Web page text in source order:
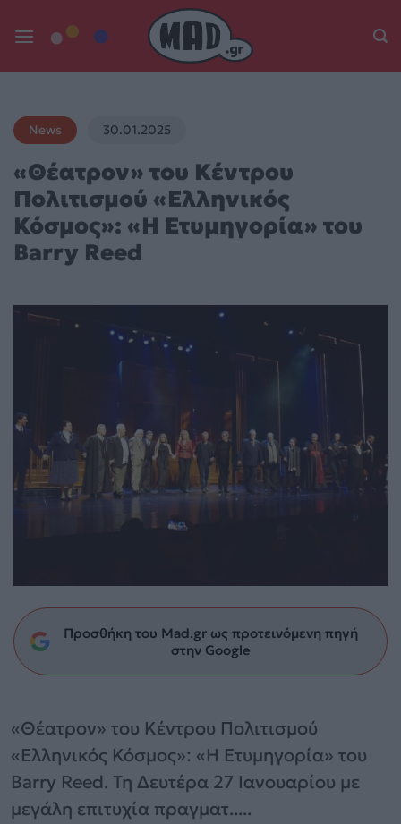
News 30.01.2025
«Θέατρον» του Κέντρου
Πολιτισμού «Ελληνικός
Κόσμος»: «Η Ετυμηγορία» του
Barry Reed
Προσθήκη του Mad.gr ως προτεινόμενη πηγή
στην Google
«Θέατρον» του Κέντρου Πολιτισμού
«Ελληνικός Κόσμος»: «Η Ετυμηγορία» του
Barry Reed. Τη Δευτέρα 27 Ιανουαρίου με
μεγάλη επιτυχία πραγματ.....